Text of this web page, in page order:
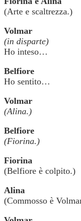
(Arte e scaltrezza.)
Volmar
(in disparte)
Ho inteso…
Belfiore
Ho sentito…
Volmar
(Alina.)
Belfiore
(Fiorina.)
Fiorina
(Belfiore è colpito.)
Alina
(Commosso è